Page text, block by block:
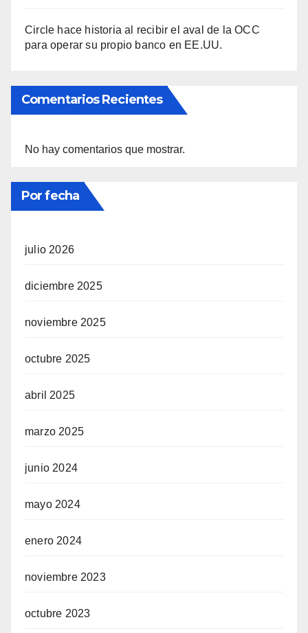
Circle hace historia al recibir el aval de la OCC
para operar su propio banco en EE.UU.
Comentarios Recientes
No hay comentarios que mostrar.
Por fecha
julio 2026
diciembre 2025
noviembre 2025
octubre 2025
abril 2025
marzo 2025
junio 2024
mayo 2024
enero 2024
noviembre 2023
octubre 2023